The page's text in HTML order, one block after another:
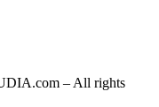
– All rights